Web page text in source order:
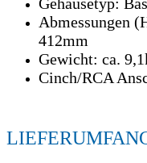
Abmessungen
412mm
Gewicht: ca.
Cinch/RCA